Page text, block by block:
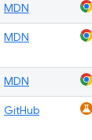
MDN
MDN
MDN
GitHub